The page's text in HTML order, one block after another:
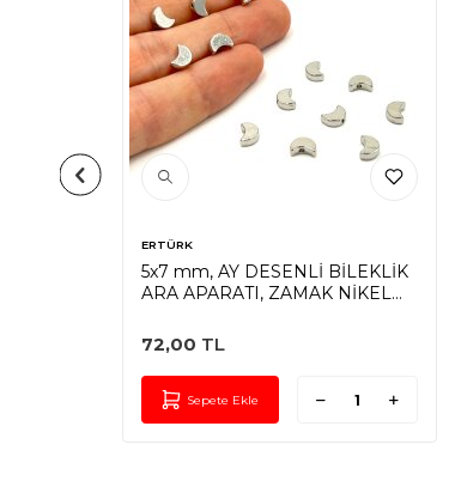
ERTÜRK
5x7 mm, AY DESENLİ BİLEKLİK
ARA APARATI, ZAMAK NİKEL
72,00 TL
Sepete Ekle